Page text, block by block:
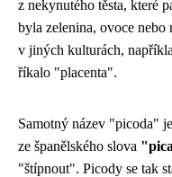
z nekynutého těsta, které
byla zelenina, ovoce
v jiných kulturách,
říkalo "placenta".
Samotný název "picoda"
ze španělského slova
"štípnout". Picody se tak